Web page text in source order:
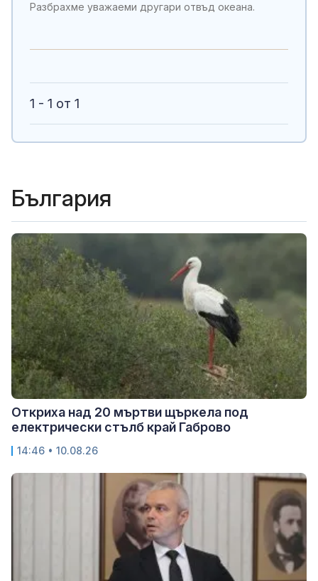
Разбрахме уважаеми другари отвъд океана.
1 - 1 от 1
България
Откриха над 20 мъртви щъркела под
електрически стълб край Габрово
14:46 • 10.08.26